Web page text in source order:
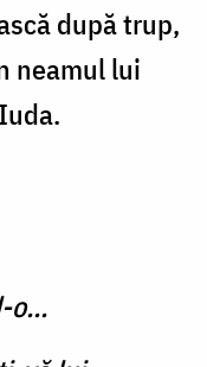
după trup,
neamul lui
o...